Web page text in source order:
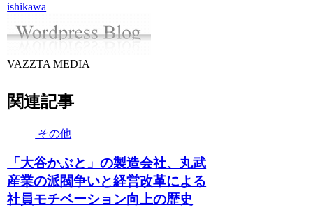
ishikawa
VAZZTA MEDIA
関連記事
その他
「大谷かぶと」の製造会社、丸武
産業の派閥争いと経営改革による
社員モチベーション向上の歴史